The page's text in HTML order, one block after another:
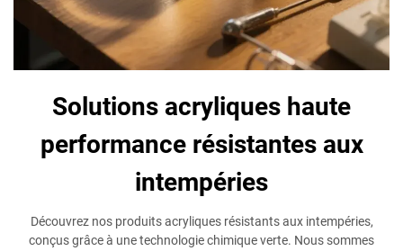
Solutions acryliques haute
performance résistantes aux
intempéries
Découvrez nos produits acryliques résistants aux intempéries,
conçus grâce à une technologie chimique verte. Nous sommes